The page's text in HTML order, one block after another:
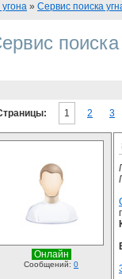
» Сервис поиска
1 2 3
Онлайн
Сообщений: 0